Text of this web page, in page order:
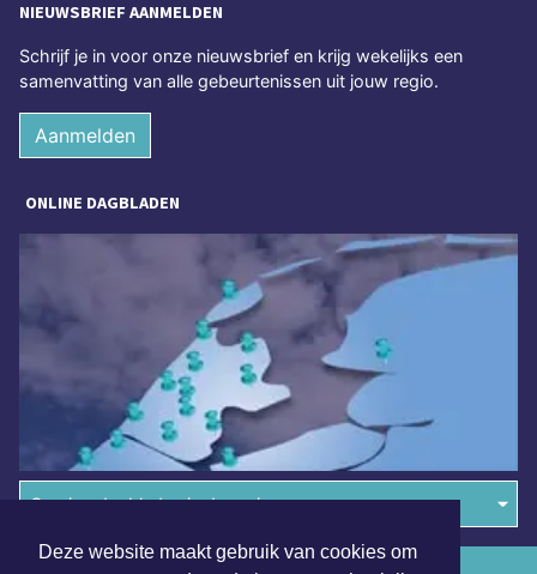
Deze website maakt gebruik van cookies om
NIEUWSBRIEF AANMELDEN
Schrijf je in voor onze nieuwsbrief en krijg wekelijks een
samenvatting van alle gebeurtenissen uit jouw regio.
Aanmelden
ONLINE DAGBLADEN
Overige dagbladen in de regio